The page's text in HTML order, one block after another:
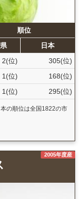
順位
日本
2(位)
305(位)
1(位)
168(位)
1(位) 295(位)
の順位は全国1822の市
2005年度産